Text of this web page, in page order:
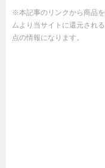
※本記事のリンクから商品
ムより当サイトに還元され
点の情報になります。